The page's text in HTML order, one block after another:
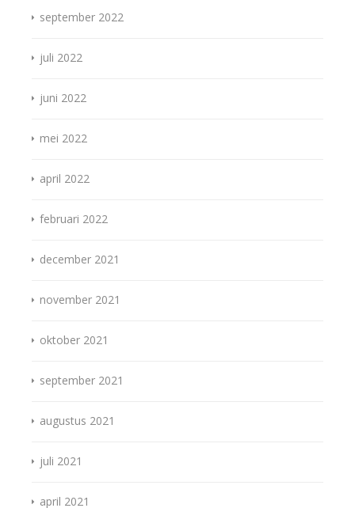
september 2022
juli 2022
juni 2022
mei 2022
april 2022
februari 2022
december 2021
november 2021
oktober 2021
september 2021
augustus 2021
juli 2021
april 2021